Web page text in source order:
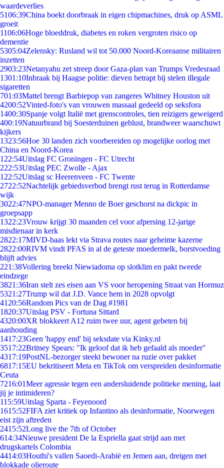
waardeverlies
5106:39China boekt doorbraak in eigen chipmachines, druk op ASML
groeit
1106:06Hoge bloeddruk, diabetes en roken vergroten risico op
dementie
5305:04Zelensky: Rusland wil tot 50.000 Noord-Koreaanse militairen
inzetten
2903:23Netanyahu zet streep door Gaza-plan van Trumps Vredesraad
1301:10Inbraak bij Haagse politie: dieven betrapt bij stelen illegale
sigaretten
701:03Mattel brengt Barbiepop van zangeres Whitney Houston uit
4200:52Vinted-foto's van vrouwen massaal gedeeld op seksfora
1400:30Spanje volgt Italië met grenscontroles, tien reizigers geweigerd
400:19Natuurbrand bij Soesterduinen geblust, brandweer waarschuwt
kijkers
1323:56Hoe 30 landen zich voorbereiden op mogelijke oorlog met
China en Noord-Korea
1 22:54Uitslag FC Groningen - FC Utrecht
222:53Uitslag PEC Zwolle - Ajax
1 22:52Uitslag sc Heerenveen - FC Twente
2722:52Nachtelijk gebiedsverbod brengt rust terug in Rotterdamse
wijk
3022:47NPO-manager Menno de Boer geschorst na dickpic in
groepsapp
1322:23Vrouw krijgt 30 maanden cel voor afpersing 12-jarige
misdienaar in kerk
2822:17MIVD-baas lekt via Strava routes naar geheime kazerne
2822:00RIVM vindt PFAS in al de geteste moedermelk, borstvoeding
blijft advies
221:38Vollering breekt Niewiadoma op slotklim en pakt tweede
eindzege
3821:36Iran stelt zes eisen aan VS voor heropening Straat van Hormuz
5321:27Trump wil dat J.D. Vance hem in 2028 opvolgt
41 20:56Random Pics van de Dag #1981
1820:37Uitslag PSV - Fortuna Sittard
4320:00XR blokkeert A12 ruim twee uur, agent gebeten bij
aanhouding
1417:23Geen 'happy end' bij seksdate via Kinky.nl
3517:22Britney Spears: "Ik geloof dat ik heb gefaald als moeder"
4317:19PostNL-bezorger steekt bewoner na ruzie over pakket
6817:15EU bekritiseert Meta en TikTok om verspreiden desinformatie
Ceuta
7216:01Meer agressie tegen een andersluidende politieke mening, laat
jij je intimideren?
115:59Uitslag Sparta - Feyenoord
1615:52FIFA ziet kritiek op Infantino als desinformatie, Noorwegen
eist zijn aftreden
2415:52Long live the 7th of October
614:34Nieuwe president De la Espriella gaat strijd aan met
drugskartels Colombia
4414:03Houthi's vallen Saoedi-Arabië en Jemen aan, dreigen met
blokkade olieroute